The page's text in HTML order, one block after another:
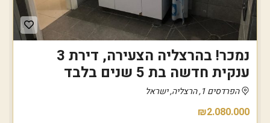
נמכר! בהרצליה הצעירה, דירת 3
ענקית חדשה בת 5 שנים בלבד
הפרדסים 1, הרצליה, ישראל
₪2.080.000